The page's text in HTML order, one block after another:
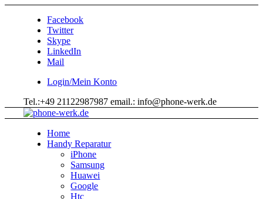
Facebook
Twitter
Skype
LinkedIn
Mail
Login/Mein Konto
Tel.:+49 21122987987 email.: info@phone-werk.de
Home
Handy Reparatur
iPhone
Samsung
Huawei
Google
Htc